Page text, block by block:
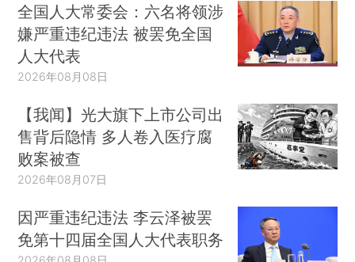
全国人大常委会：六名将领涉
嫌严重违纪违法 被罢免全国
人大代表
2026年08月08日
【我闻】光大旗下上市公司出
售背后隐情 多人卷入医疗腐
败案被查
2026年08月07日
因严重违纪违法 李云泽被罢
免第十四届全国人大代表职务